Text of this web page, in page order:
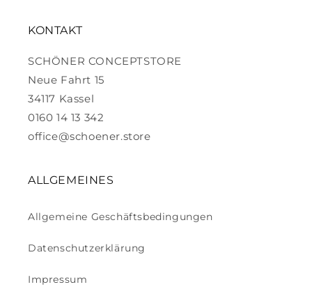
KONTAKT
SCHÖNER CONCEPTSTORE
Neue Fahrt 15
34117 Kassel
0160 14 13 342
office@schoener.store
ALLGEMEINES
Allgemeine Geschäftsbedingungen
Datenschutzerklärung
Impressum